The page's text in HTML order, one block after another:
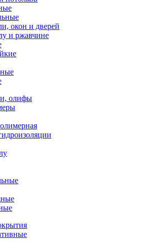
окон и дверей
и ржавчине
олифы